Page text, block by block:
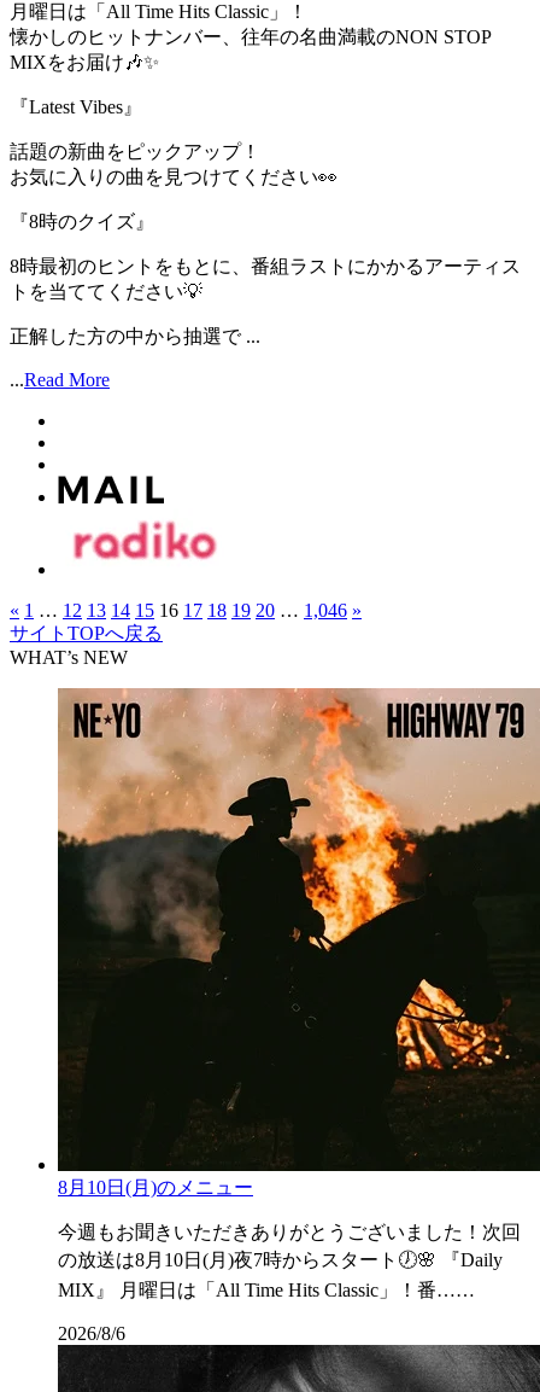
月曜日は「All Time Hits Classic」！
懐かしのヒットナンバー、往年の名曲満載のNON STOP
MIXをお届け🎶✨
『Latest Vibes』
話題の新曲をピックアップ！
お気に入りの曲を見つけてください👀
『8時のクイズ』
8時最初のヒントをもとに、番組ラストにかかるアーティス
トを当ててください💡
正解した方の中から抽選で ...
...Read More
« 1 … 12 13 14 15 16 17 18 19 20 … 1,046 »
サイトTOPへ戻る
WHAT’s NEW
8月10日(月)のメニュー
今週もお聞きいただきありがとうございました！次回
の放送は8月10日(月)夜7時からスタート🕖🌸 『Daily
MIX』 月曜日は「All Time Hits Classic」！番……
2026/8/6